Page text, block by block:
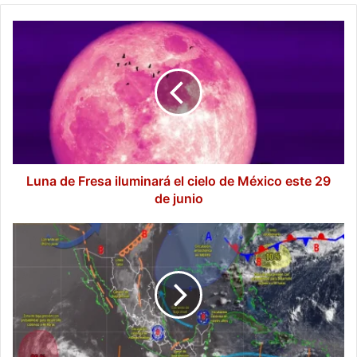
este
Luna de Fresa iluminará el cielo de México este 29
de junio
Pronóstico
fuertes
afectarán
Chihuahua,